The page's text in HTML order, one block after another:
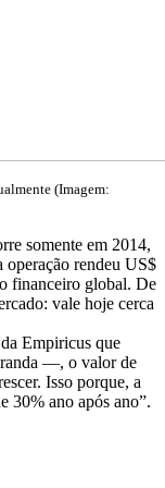
(Imagem:
somente em 2014,
rendeu US$
financeiro global. De
vale hoje cerca
Empiricus que
—, o valor de
Isso porque, a
30% ano após ano”.